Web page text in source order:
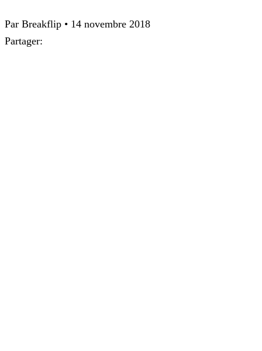
Par Breakflip • 14 novembre 2018
Partager: